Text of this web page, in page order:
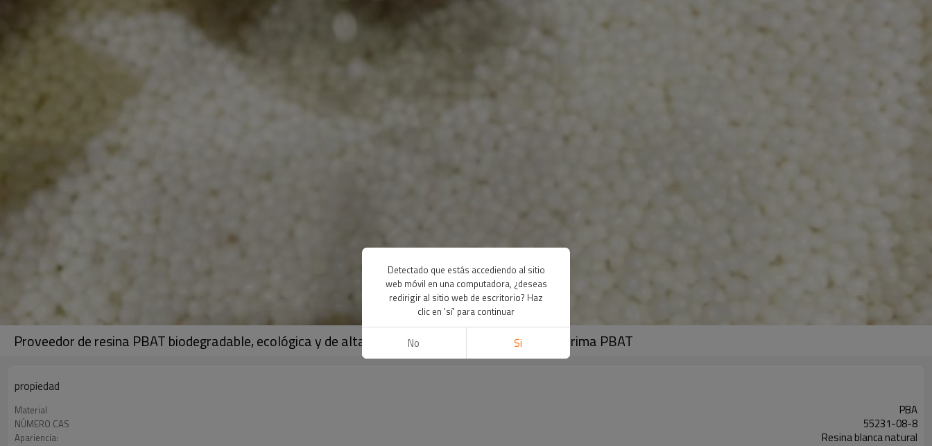
Proveedor de resina PBAT biodegradable, ecológica y de alta calidad, gránulos PBAT y materia prima PBAT
propiedad
Material PBA
NÚMERO CAS 55231-08-8
Apariencia: Resina blanca natural
Detectado que estás accediendo al sitio
web móvil en una computadora, ¿deseas
redirigir al sitio web de escritorio? Haz
clic en 'sí' para continuar
No Si